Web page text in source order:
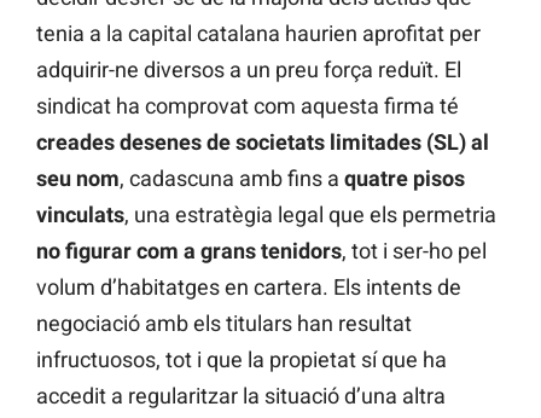
tenia a la capital catalana haurien aprofitat per
adquirir-ne diversos a un preu força reduït. El
sindicat ha comprovat com aquesta firma té
creades desenes de societats limitades (SL) al
seu nom, cadascuna amb fins a quatre pisos
vinculats, una estratègia legal que els permetria
no figurar com a grans tenidors, tot i ser-ho pel
volum d’habitatges en cartera. Els intents de
negociació amb els titulars han resultat
infructuosos, tot i que la propietat sí que ha
accedit a regularitzar la situació d’una altra